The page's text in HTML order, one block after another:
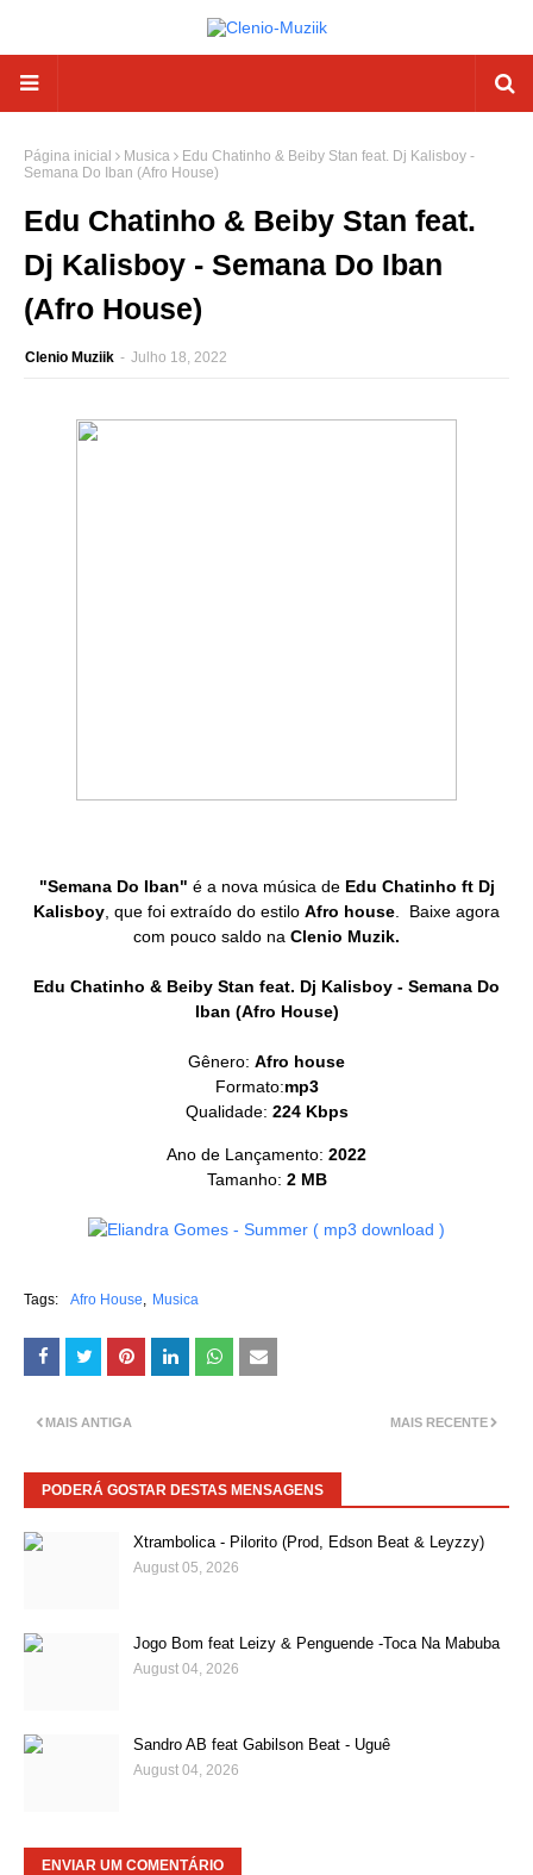
Página inicial Musica
Edu Chatinho & Beiby Stan feat. Dj Kalisboy -
Semana Do Iban (Afro House)
Edu Chatinho & Beiby Stan feat.
Dj Kalisboy - Semana Do Iban
(Afro House)
Clenio Muziik - Julho 18, 2022
"Semana Do Iban" é a nova música de Edu Chatinho ft Dj
Kalisboy , que foi extraído do estilo Afro house . Baixe agora
com pouco saldo na Clenio Muzik.
Edu Chatinho & Beiby Stan feat. Dj Kalisboy - Semana Do
Iban (Afro House)
Gênero: Afro house
Formato:mp3
Qualidade: 224 Kbps
Ano de Lançamento: 2022
Tamanho: 2 MB
Tags: Afro House Musica
MAIS RECENTE
MAIS ANTIGA
PODERÁ GOSTAR DESTAS MENSAGENS
Xtrambolica - Pilorito (Prod, Edson Beat & Leyzzy)
August 05, 2026
Jogo Bom feat Leizy & Penguende -Toca Na Mabuba
August 04, 2026
Sandro AB feat Gabilson Beat - Uguê
August 04, 2026
ENVIAR UM COMENTÁRIO